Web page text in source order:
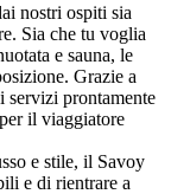
nostri ospiti sia
Sia che tu voglia
e sauna, le
Grazie a
servizi prontamente
il viaggiatore
e stile, il Savoy
e di rientrare a